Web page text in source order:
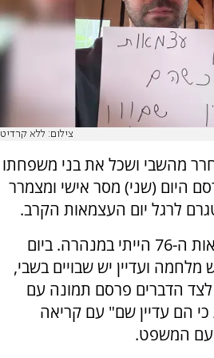
צילום: ללא קרדיט
מהשבי ושכל את בני משפחתו
היום (שני) מסר אישי ומצמרר
לרגל יום העצמאות הקרב.
ביבס כתב, "ביום העצמאות ה-76 הייתי במנהרה. ביום
77 עדיין יש מלחמה ועדיין יש שבויים בשבי,
הדברים פרסם תמונה עם
כי הם עדיין שם" עם קריאה
עם המשפט.